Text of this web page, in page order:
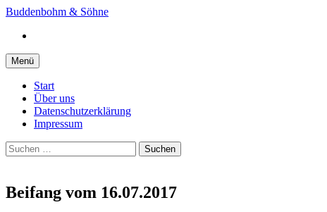
Springe
Inhalt
Buddenbohm & Söhne
Menü
Start
Über uns
Datenschutzerklärung
Impressum
Suchen
nach:
Beifang vom 16.07.2017